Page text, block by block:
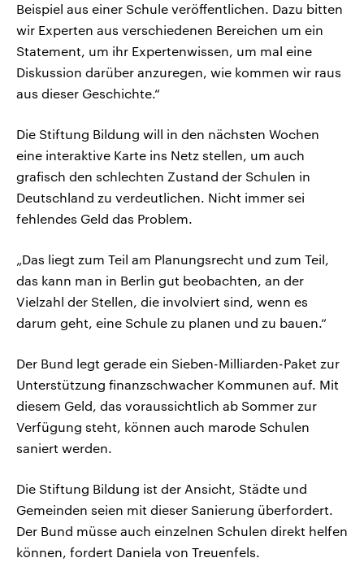
Beispiel aus einer Schule veröffentlichen. Dazu bitten
wir Experten aus verschiedenen Bereichen um ein
Statement, um ihr Expertenwissen, um mal eine
Diskussion darüber anzuregen, wie kommen wir raus
aus dieser Geschichte.“
Die Stiftung Bildung will in den nächsten Wochen
eine interaktive Karte ins Netz stellen, um auch
grafisch den schlechten Zustand der Schulen in
Deutschland zu verdeutlichen. Nicht immer sei
fehlendes Geld das Problem.
„Das liegt zum Teil am Planungsrecht und zum Teil,
das kann man in Berlin gut beobachten, an der
Vielzahl der Stellen, die involviert sind, wenn es
darum geht, eine Schule zu planen und zu bauen.“
Der Bund legt gerade ein Sieben-Milliarden-Paket zur
Unterstützung finanzschwacher Kommunen auf. Mit
diesem Geld, das voraussichtlich ab Sommer zur
Verfügung steht, können auch marode Schulen
saniert werden.
Die Stiftung Bildung ist der Ansicht, Städte und
Gemeinden seien mit dieser Sanierung überfordert.
Der Bund müsse auch einzelnen Schulen direkt helfen
können, fordert Daniela von Treuenfels.